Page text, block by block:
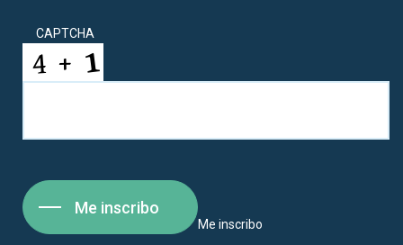
CAPTCHA
Me inscribo
Me inscribo